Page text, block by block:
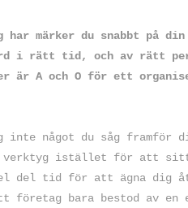
har märker du snabbt på
rätt tid, och av rätt
är A och O för ett
inte något du såg
verktyg istället för att
del tid för att ägna dig
företag bara bestod av